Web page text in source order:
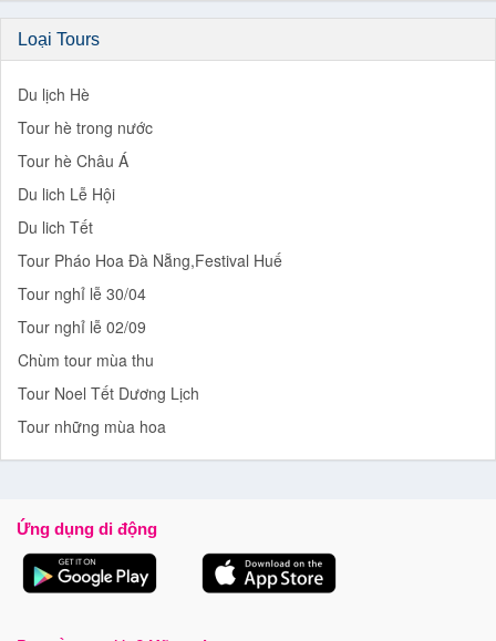
Loại Tours
Du lịch Hè
Tour hè trong nước
Tour hè Châu Á
Du lich Lễ Hội
Du lich Tết
Tour Pháo Hoa Đà Nẵng,Festival Huế
Tour nghỉ lễ 30/04
Tour nghỉ lễ 02/09
Chùm tour mùa thu
Tour Noel Tết Dương Lịch
Tour những mùa hoa
Ứng dụng di động